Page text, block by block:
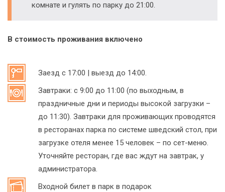
комнате и гулять по парку до 21:00.
В стоимость проживания включено
Заезд с 17:00 | выезд до 14:00.
Завтраки: с 9:00 до 11:00 (по выходным, в
праздничные дни и периоды высокой загрузки –
до 11:30). Завтраки для проживающих проводятся
в ресторанах парка по системе шведский стол, при
загрузке отеля менее 15 человек – по сет-меню.
Уточняйте ресторан, где вас ждут на завтрак, у
администратора.
Входной билет в парк в подарок